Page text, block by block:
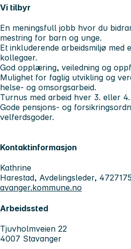
Vi tilbyr
En meningsfull jobb hvor du
mestring for barn og unge.
Et inkluderende arbeidsmiljø med
kollegaer.
God opplæring, veiledning og
Mulighet for faglig utvikling og
helse- og omsorgsarbeid.
Turnus med arbeid hver 3. eller
Gode pensjons- og
velferdsgoder.
Kontaktinformasjon
Kathrine
Harestad, Avdelingsleder,
avanger.kommune.no
Arbeidssted
Tjuvholmveien 22
4007 Stavanger